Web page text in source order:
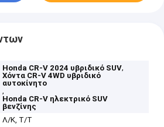
Honda CR-V 2024 υβριδικό SUV,
Χόντα CR-V 4WD υβριδικό
αυτοκίνητο
,
Honda CR-V ηλεκτρικό SUV
βενζίνης
Λ/Κ, Τ/Τ